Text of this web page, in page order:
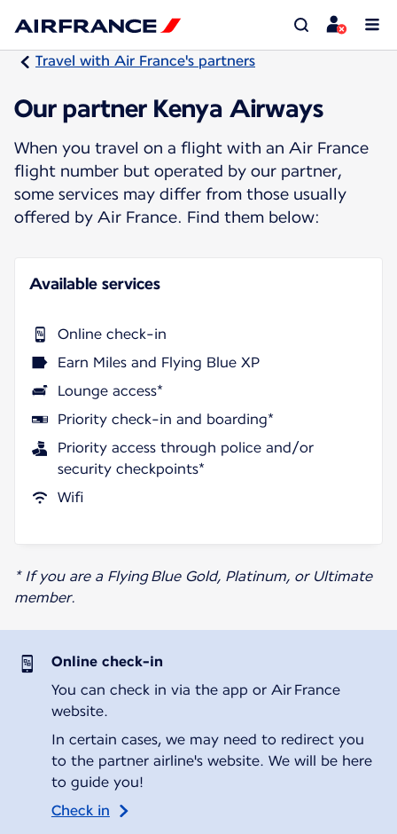
Travel with Air France's partners
Our partner Kenya Airways
When you travel on a flight with an Air France
flight number but operated by our partner,
some services may differ from those usually
offered by Air France. Find them below:
Available services
Online check-in
Earn Miles and Flying Blue XP
Lounge access*
Priority check-in and boarding*
Priority access through police and/or
security checkpoints*
Wifi
* If you are a Flying Blue Gold, Platinum, or Ultimate
member.
Online check-in
You can check in via the app or Air France
website.
In certain cases, we may need to redirect you
to the partner airline's website. We will be here
to guide you!
Check in